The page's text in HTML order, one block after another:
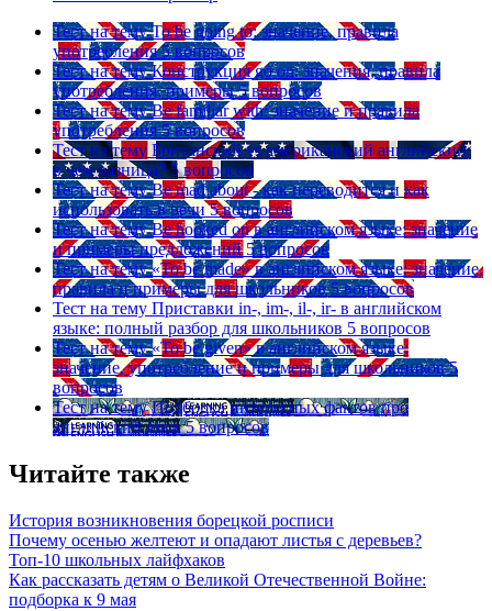
Тест на тему To be going to: значение, правила
употребления 5 вопросов
Тест на тему Конструкция go on: значения, правила
употребления, примеры 5 вопросов
Тест на тему Be familiar with: значение и правила
употребления 5 вопросов
Тест на тему Британский vs американский английский:
в чем разница? 5 вопросов
Тест на тему Be mad about - как переводится и как
использовать в речи 5 вопросов
Тест на тему Be hooked on в английском языке: значение
и примеры предложений 5 вопросов
Тест на тему «To be made» в английском языке: значение,
правила и примеры для школьников 5 вопросов
Тест на тему Приставки in-, im-, il-, ir- в английском
языке: полный разбор для школьников 5 вопросов
Тест на тему «To be given» в английском языке:
значение, употребление и примеры для школьников 5
вопросов
Тест на тему Подборка интересных фактов про
английский язык 5 вопросов
Читайте также
История возникновения борецкой росписи
Почему осенью желтеют и опадают листья с деревьев?
Топ-10 школьных лайфхаков
Как рассказать детям о Великой Отечественной Войне:
подборка к 9 мая